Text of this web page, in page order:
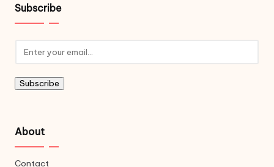
Subscribe
Subscribe
About
Contact